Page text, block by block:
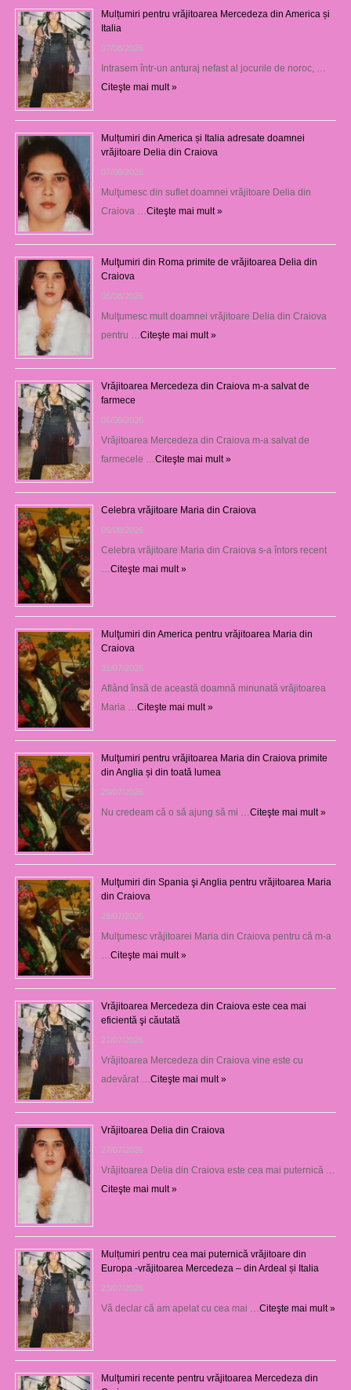
Mulțumiri pentru vrăjitoarea Mercedeza din America și
Italia
07/08/2026
Intrasem într-un anturaj nefast al jocurile de noroc, …
Citeşte mai mult »
Mulțumiri din America și Italia adresate doamnei
vrăjitoare Delia din Craiova
07/08/2026
Mulţumesc din suflet doamnei vrăjitoare Delia din
Craiova … Citeşte mai mult »
Mulţumiri din Roma primite de vrăjitoarea Delia din
Craiova
06/08/2026
Mulţumesc mult doamnei vrăjitoare Delia din Craiova
pentru … Citeşte mai mult »
Vrăjitoarea Mercedeza din Craiova m-a salvat de
farmece
06/08/2026
Vrăjitoarea Mercedeza din Craiova m-a salvat de
farmecele … Citeşte mai mult »
Celebra vrăjitoare Maria din Craiova
06/08/2026
Celebra vrăjitoare Maria din Craiova s-a întors recent
Citeşte mai mult »
Mulţumiri din America pentru vrăjitoarea Maria din
Craiova
31/07/2026
Aflând însă de această doamnă minunată vrăjitoarea
Maria … Citeşte mai mult »
Mulţumiri pentru vrăjitoarea Maria din Craiova primite
din Anglia și din toată lumea
29/07/2026
Nu credeam că o să ajung să mi … Citeşte mai mult »
Mulţumiri din Spania şi Anglia pentru vrăjitoarea Maria
din Craiova
28/07/2026
Mulţumesc vrăjitoarei Maria din Craiova pentru că m-a
Citeşte mai mult »
Vrăjitoarea Mercedeza din Craiova este cea mai
eficientă şi căutată
27/07/2026
Vrăjitoarea Mercedeza din Craiova vine este cu
adevărat … Citeşte mai mult »
Vrăjitoarea Delia din Craiova
27/07/2026
Vrăjitoarea Delia din Craiova este cea mai puternică …
Citeşte mai mult »
Mulțumiri pentru cea mai puternică vrăjitoare din
Europa -vrăjitoarea Mercedeza – din Ardeal și Italia
23/07/2026
Vă declar că am apelat cu cea mai … Citeşte mai mult »
Mulţumiri recente pentru vrăjitoarea Mercedeza din